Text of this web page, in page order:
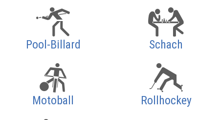
Pool-Billard Schach
Motoball Rollhockey